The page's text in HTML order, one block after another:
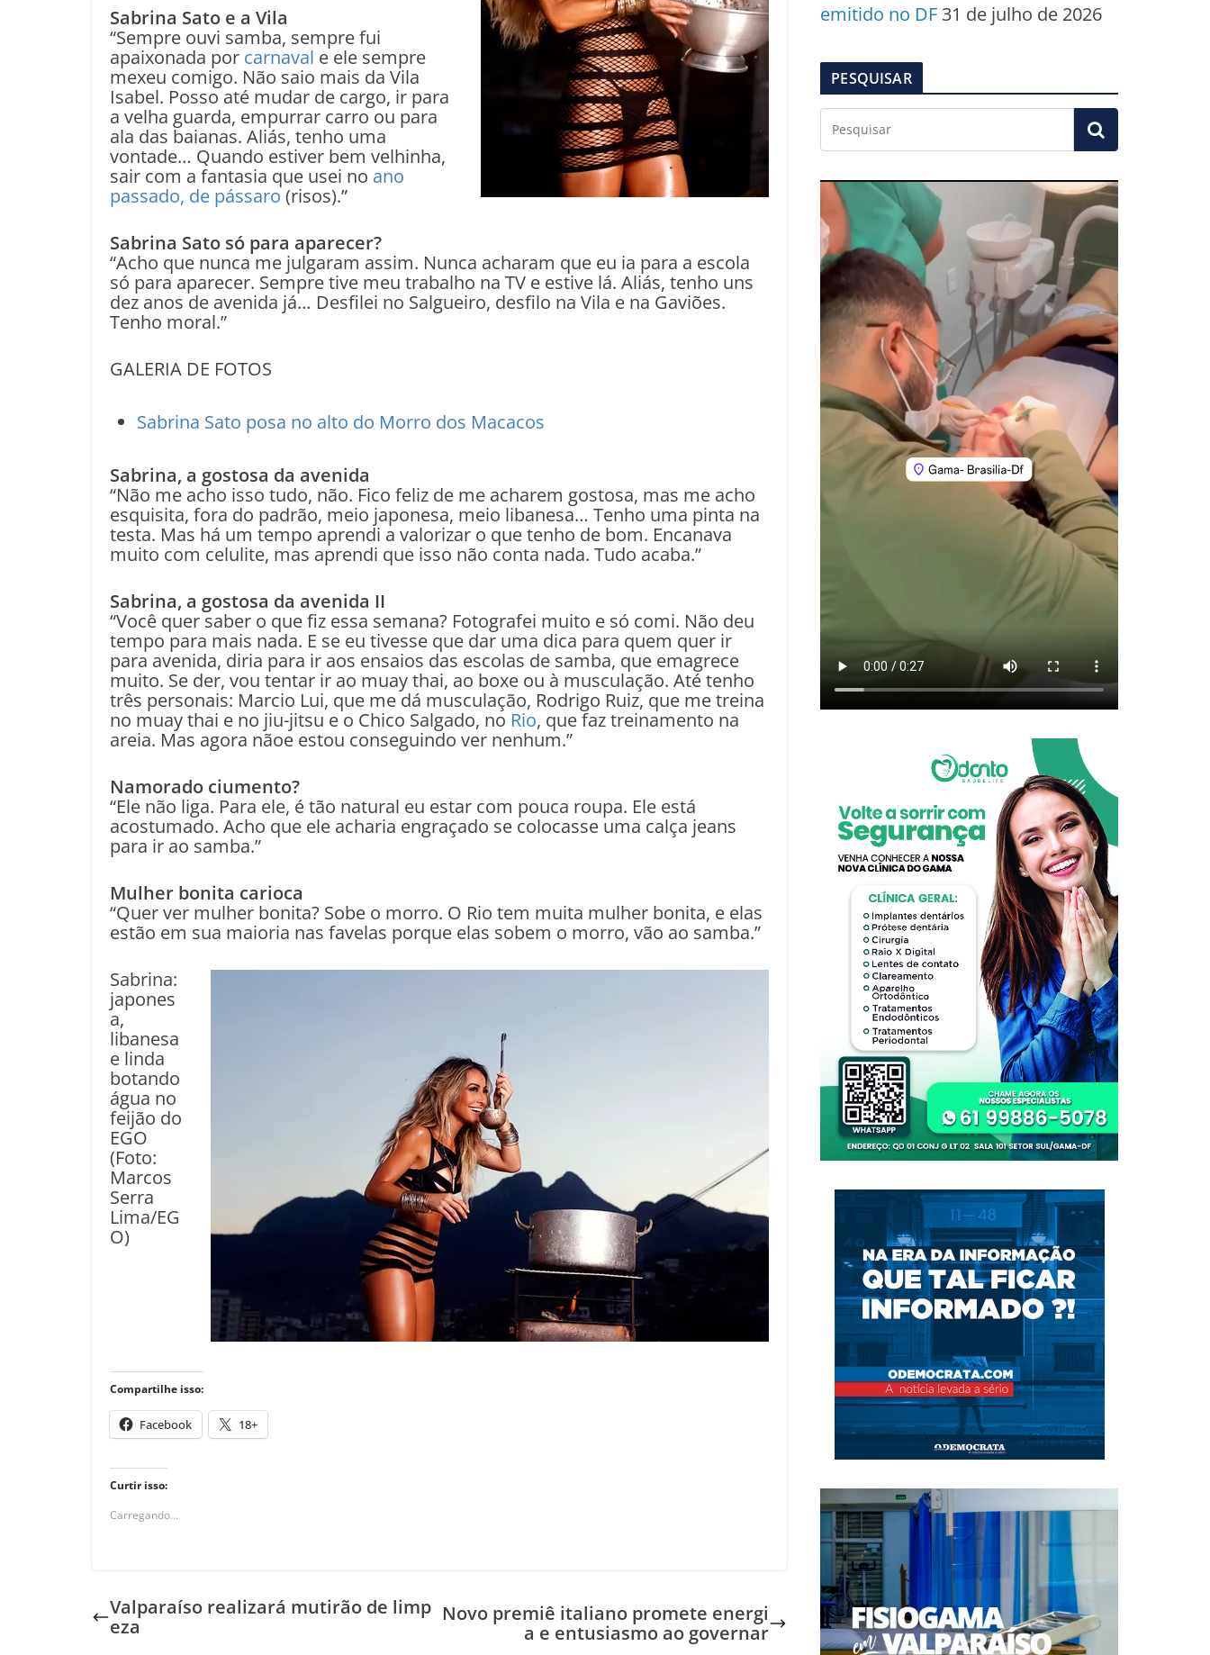
Sabrina Sato e a Vila
“Sempre ouvi samba, sempre fui
apaixonada por carnaval e ele sempre
mexeu comigo. Não saio mais da Vila
Isabel. Posso até mudar de cargo, ir para
a velha guarda, empurrar carro ou para
ala das baianas. Aliás, tenho uma
vontade… Quando estiver bem velhinha,
sair com a fantasia que usei no ano
passado, de pássaro (risos).”
Sabrina Sato só para aparecer?
“Acho que nunca me julgaram assim. Nunca acharam que eu ia para a escola
só para aparecer. Sempre tive meu trabalho na TV e estive lá. Aliás, tenho uns
dez anos de avenida já… Desfilei no Salgueiro, desfilo na Vila e na Gaviões.
Tenho moral.”
GALERIA DE FOTOS
Sabrina Sato posa no alto do Morro dos Macacos
Sabrina, a gostosa da avenida
“Não me acho isso tudo, não. Fico feliz de me acharem gostosa, mas me acho
esquisita, fora do padrão, meio japonesa, meio libanesa… Tenho uma pinta na
testa. Mas há um tempo aprendi a valorizar o que tenho de bom. Encanava
muito com celulite, mas aprendi que isso não conta nada. Tudo acaba.”
Sabrina, a gostosa da avenida II
“Você quer saber o que fiz essa semana? Fotografei muito e só comi. Não deu
tempo para mais nada. E se eu tivesse que dar uma dica para quem quer ir
para avenida, diria para ir aos ensaios das escolas de samba, que emagrece
muito. Se der, vou tentar ir ao muay thai, ao boxe ou à musculação. Até tenho
três personais: Marcio Lui, que me dá musculação, Rodrigo Ruiz, que me treina
no muay thai e no jiu-jitsu e o Chico Salgado, no Rio, que faz treinamento na
areia. Mas agora nãoe estou conseguindo ver nenhum.”
Namorado ciumento?
“Ele não liga. Para ele, é tão natural eu estar com pouca roupa. Ele está
acostumado. Acho que ele acharia engraçado se colocasse uma calça jeans
para ir ao samba.”
Mulher bonita carioca
“Quer ver mulher bonita? Sobe o morro. O Rio tem muita mulher bonita, e elas
estão em sua maioria nas favelas porque elas sobem o morro, vão ao samba.”
Sabrina:
japones
a,
libanesa
e linda
botando
água no
feijão do
EGO
(Foto:
Marcos
Serra
Lima/EG
O)
Compartilhe isso:
Facebook 18+
Curtir isso:
Carregando...
Valparaíso realizará mutirão de limp
eza
Novo premiê italiano promete energi
a e entusiasmo ao governar
emitido no DF 31 de julho de 2026
PESQUISAR